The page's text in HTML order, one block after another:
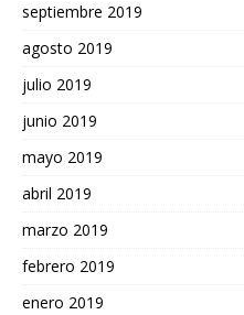
septiembre 2019
agosto 2019
julio 2019
junio 2019
mayo 2019
abril 2019
marzo 2019
febrero 2019
enero 2019